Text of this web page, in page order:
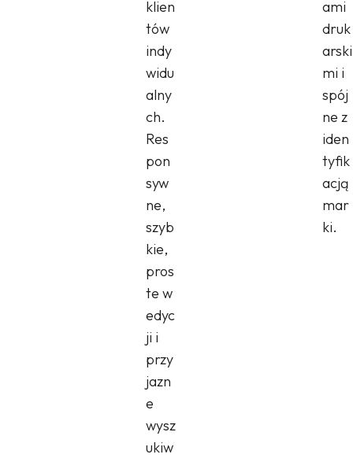
klien
tów
indy
widu
alny
ch.
Res
pon
syw
ne,
szyb
kie,
pros
te w
edyc
ji i
przy
jazn
e
wysz
ukiw
ami
druk
arski
mi i
spój
ne z
iden
tyfik
acją
mar
ki.